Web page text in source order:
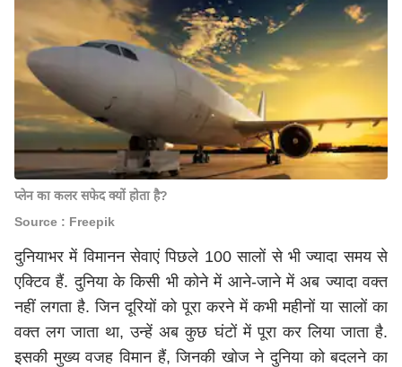
प्लेन का कलर सफेद क्यों होता है?
Source : Freepik
दुनियाभर में विमानन सेवाएं पिछले 100 सालों से भी ज्यादा समय से
एक्टिव हैं. दुनिया के किसी भी कोने में आने-जाने में अब ज्यादा वक्त
नहीं लगता है. जिन दूरियों को पूरा करने में कभी महीनों या सालों का
वक्त लग जाता था, उन्हें अब कुछ घंटों में पूरा कर लिया जाता है.
इसकी मुख्य वजह विमान हैं, जिनकी खोज ने दुनिया को बदलने का